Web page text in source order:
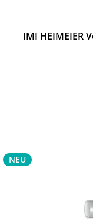
IMI HEIMEIER
NEU